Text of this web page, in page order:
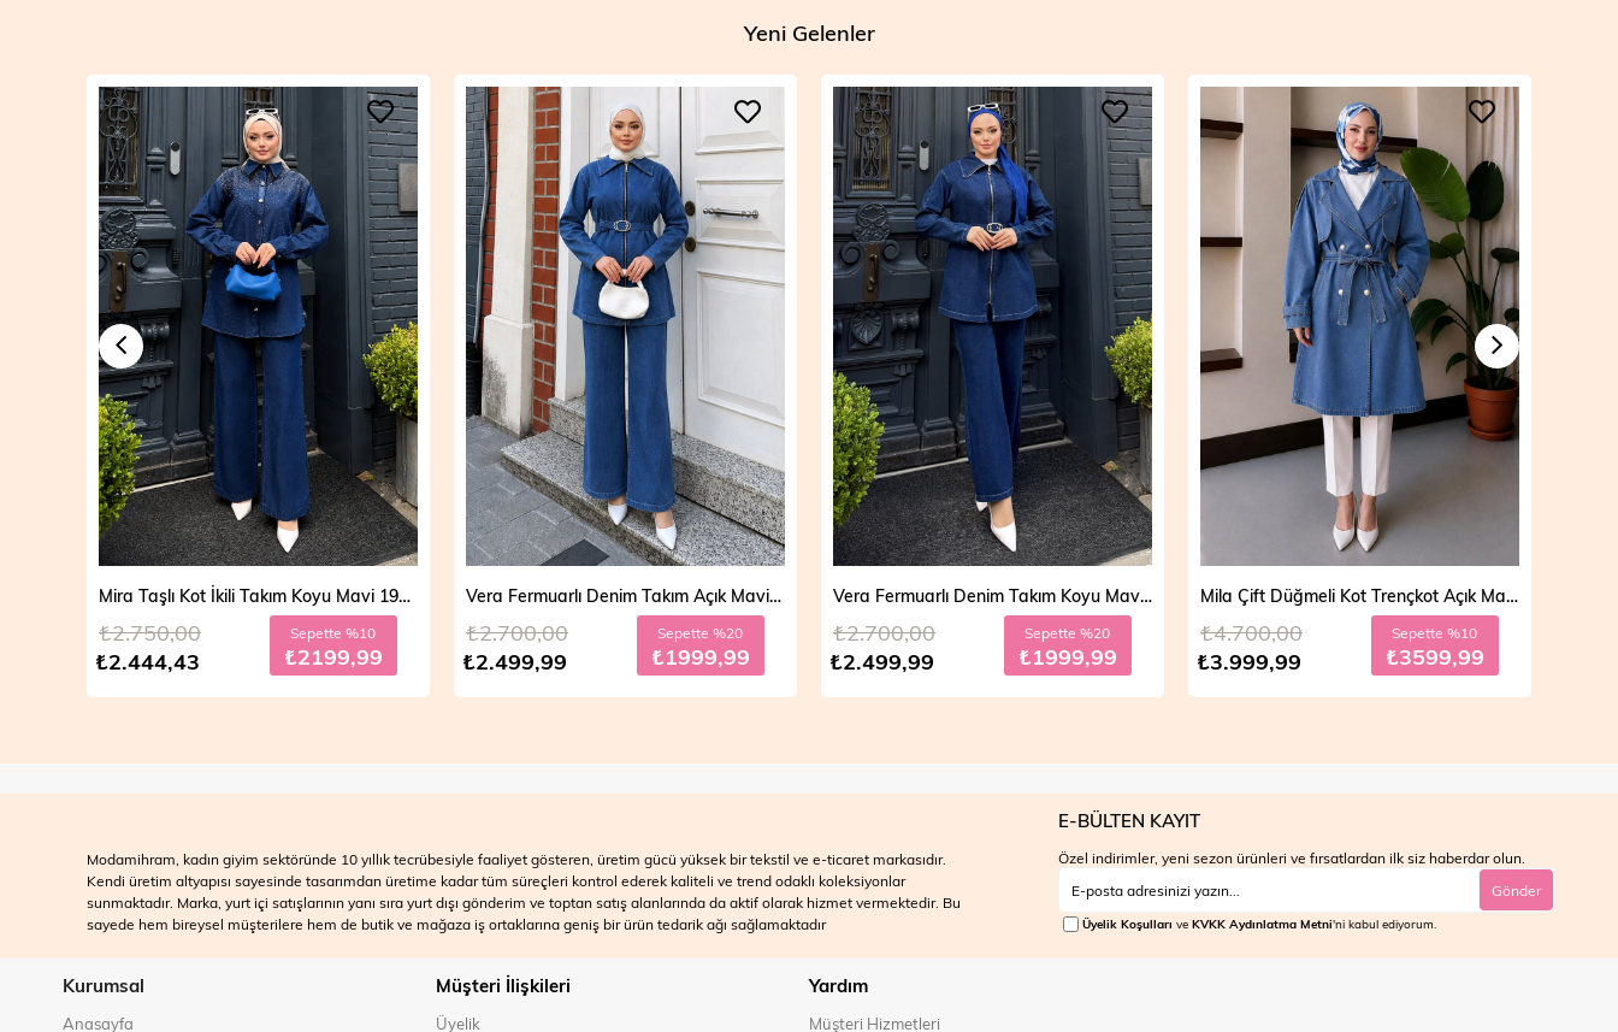
Yeni Gelenler
Mira Taşlı Kot İkili Takım Koyu Mavi 19286
₺2.444,43
₺2.750,00 Sepette %10
₺2199,99
Vera Fermuarlı Denim Takım Açık Mavi 19298
₺2.499,99
₺2.700,00 Sepette %20
₺1999,99
Vera Fermuarlı Denim Takım Koyu Mavi 19298
₺2.499,99
₺2.700,00 Sepette %20
₺1999,99
Mila Çift Düğmeli Kot Trençkot Açık Mavi 19290
₺3.999,99
₺4.700,00 Sepette %10
₺3599,99
Modamihram, kadın giyim sektöründe 10 yıllık tecrübesiyle faaliyet gösteren, üretim gücü yüksek bir tekstil ve e-ticaret markasıdır.
Kendi üretim altyapısı sayesinde tasarımdan üretime kadar tüm süreçleri kontrol ederek kaliteli ve trend odaklı koleksiyonlar
sunmaktadır. Marka, yurt içi satışlarının yanı sıra yurt dışı gönderim ve toptan satış alanlarında da aktif olarak hizmet vermektedir. Bu
sayede hem bireysel müşterilere hem de butik ve mağaza iş ortaklarına geniş bir ürün tedarik ağı sağlamaktadır
E-BÜLTEN KAYIT
Özel indirimler, yeni sezon ürünleri ve fırsatlardan ilk siz haberdar olun.
Gönder
Üyelik Koşulları ve KVKK Aydınlatma Metni'ni kabul ediyorum.
Kurumsal
Anasayfa
Müşteri İlişkileri
Üyelik
Yardım
Müşteri Hizmetleri